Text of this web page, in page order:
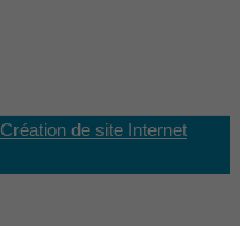
Création de site Internet